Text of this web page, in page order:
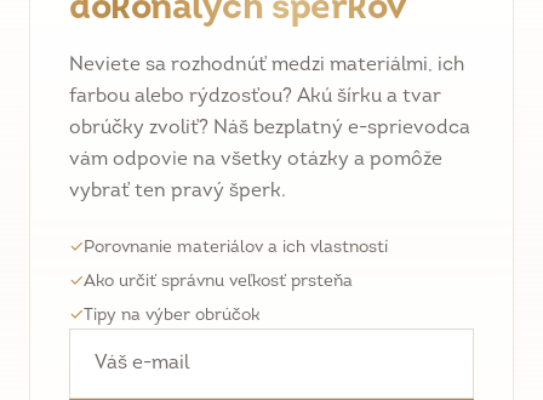
dokonalých šperkov
Neviete sa rozhodnúť medzi materiálmi, ich
farbou alebo rýdzosťou? Akú šírku a tvar
obrúčky zvoliť? Náš bezplatný e-sprievodca
vám odpovie na všetky otázky a pomôže
vybrať ten pravý šperk.
✓Porovnanie materiálov a ich vlastností
✓Ako určiť správnu veľkosť prsteňa
✓ Tipy na výber obrúčok